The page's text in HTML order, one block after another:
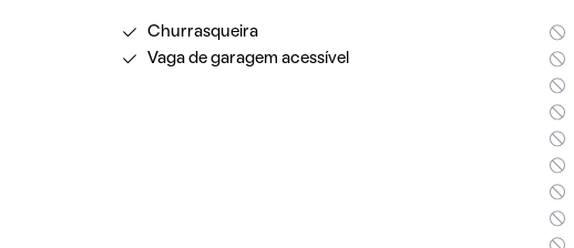
Churrasqueira
Vaga de garagem acessível